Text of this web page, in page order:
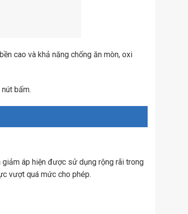
cao và khả năng chống ăn mòn, oxi
bấm.
giảm áp hiện được sử dụng rộng rãi trong
vượt quá mức cho phép.